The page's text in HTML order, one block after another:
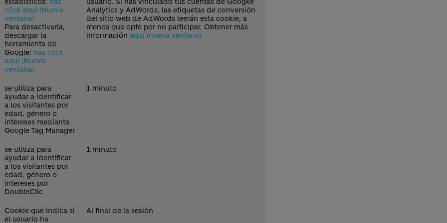
click aquí (Nueva
ventana)
Para desactivarla,
descargar la
herramienta de
Google: haz click
aquí (Nueva
ventana)
Analytics y AdWords, las etiquetas de conversión
del sitio web de AdWords leerán esta cookie, a
menos que opte por no participar. Obtener más
información aquí (nueva ventana)
se utiliza para
ayudar a identificar
a los visitantes por
edad, género o
intereses mediante
Google Tag Manager
1 minuto
se utiliza para
ayudar a identificar
a los visitantes por
edad, género o
intereses por
DoubleClic
1 minuto
Cookie que indica si
el usuario ha
Al final de la sesión